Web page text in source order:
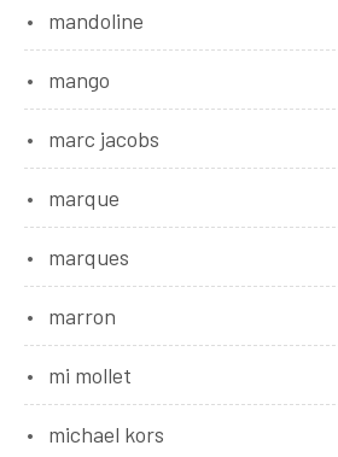
mandoline
mango
marc jacobs
marque
marques
marron
mi mollet
michael kors